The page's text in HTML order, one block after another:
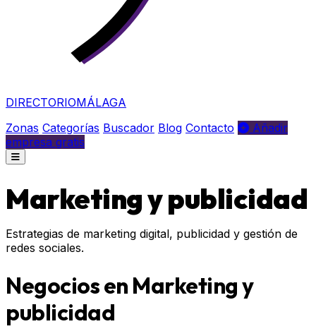
DIRECTORIOMÁLAGA
Zonas Categorías Buscador Blog Contacto
Añadir
empresa gratis
Marketing y publicidad
Estrategias de marketing digital, publicidad y gestión de
redes sociales.
Negocios en Marketing y
publicidad